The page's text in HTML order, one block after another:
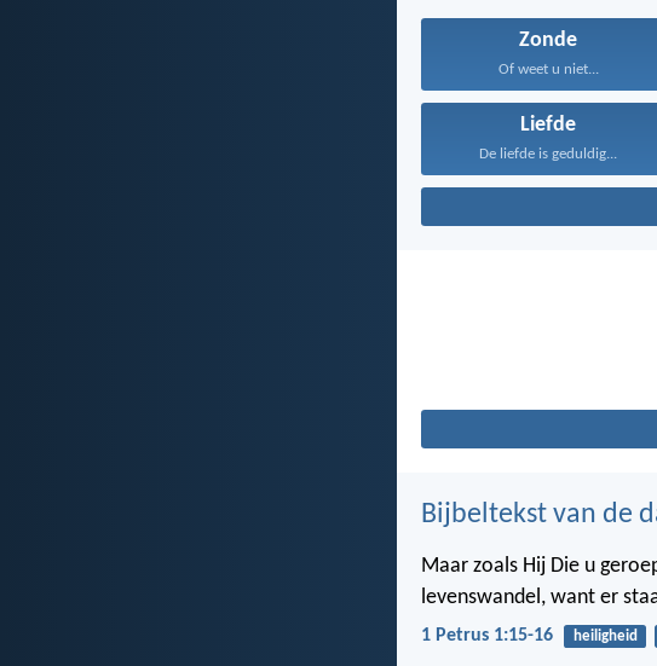
Zonde
Of weet u niet...
Liefde
De liefde is geduldig...
Bijbeltekst van de
Maar zoals Hij Die u
levenswandel, want er
1 Petrus 1:15-16 heiligheid